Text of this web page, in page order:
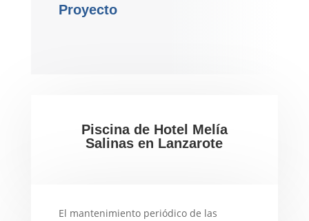
Proyecto
Piscina de Hotel Melía
Salinas en Lanzarote
El mantenimiento periódico de las